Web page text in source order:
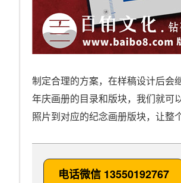
制定合理的方案，在样稿设计后会
年庆画册的目录和版块，我们就可
照片到对应的纪念画册版块，让整
电话微信 13550192767